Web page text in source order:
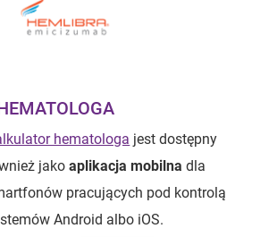
hematologa jest dostępny
jakoaplikacja mobilna dla
pracujących pod kontrolą
Android albo iOS.